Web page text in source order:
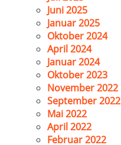
Juni 2025
Januar 2025
Oktober 2024
April 2024
Januar 2024
Oktober 2023
November 2022
September 2022
Mai 2022
April 2022
Februar 2022